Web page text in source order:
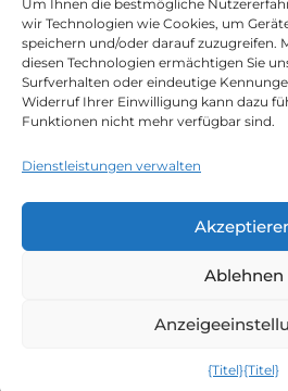
Um Ihnen die bestmögliche
wir Technologien wie Cookies, um
speichern und/oder darauf zuzugreifen.
diesen Technologien ermächtigen Sie
Surfverhalten oder eindeutige
Widerruf Ihrer Einwilligung kann dazu
Funktionen nicht mehr verfügbar sind.
Dienstleistungen verwalten
Ablehnen
{Titel}{Titel}
+38 093 358-
info@web-
Ukraine, Sumy,